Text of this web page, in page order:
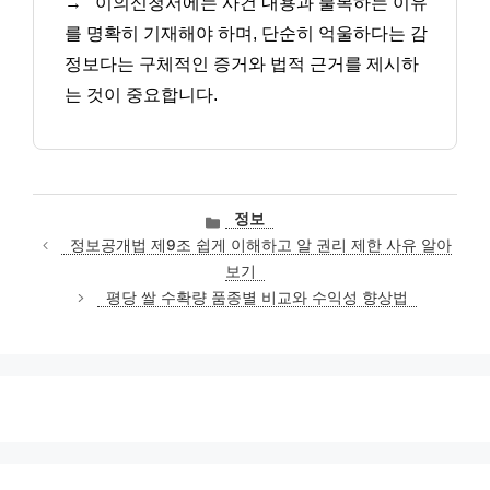
를 명확히 기재해야 하며, 단순히 억울하다는 감
정보다는 구체적인 증거와 법적 근거를 제시하
는 것이 중요합니다.
카
테
고
리
정보
정보공개법 제9조 쉽게 이해하고 알 권리 제한 사유 알아
보기
평당 쌀 수확량 품종별 비교와 수익성 향상법